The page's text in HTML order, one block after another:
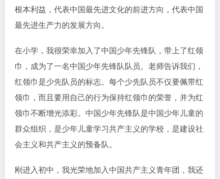
根本利益，代表中国最先进文化的前进方向，代表中国
最先进生产力的发展方向。
在小学，我很荣幸加入了中国少年先锋队，带上了红领
巾，成为了一名中国少年先锋队队员。老师告诉我们，
红领巾是少先队员的标志。每个少先队员不仅要佩带红
领巾，而且要用自己的行为保持红领巾的荣誉，并为红
领巾不断增光添彩。中国少年先锋队是中国少年儿童的
群众组织，是少年儿童学习共产主义的学校，是建设社
会主义和共产主义的预备队。
刚进入初中，我光荣地加入中国共产主义青年团，我还